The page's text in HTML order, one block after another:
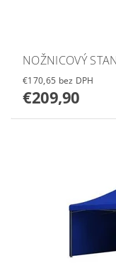
NOŽNICOVÝ
€170,65 bez DPH
€209,90